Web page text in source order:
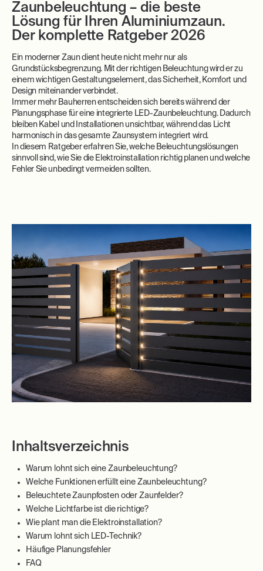
Zaunbeleuchtung – die beste
Lösung für Ihren Aluminiumzaun.
Der komplette Ratgeber 2026
Ein moderner Zaun dient heute nicht mehr nur als
Grundstücksbegrenzung. Mit der richtigen Beleuchtung wird er zu
einem wichtigen Gestaltungselement, das Sicherheit, Komfort und
Design miteinander verbindet.
Immer mehr Bauherren entscheiden sich bereits während der
Planungsphase für eine integrierte LED-Zaunbeleuchtung. Dadurch
bleiben Kabel und Installationen unsichtbar, während das Licht
harmonisch in das gesamte Zaunsystem integriert wird.
In diesem Ratgeber erfahren Sie, welche Beleuchtungslösungen
sinnvoll sind, wie Sie die Elektroinstallation richtig planen und welche
Fehler Sie unbedingt vermeiden sollten.
Inhaltsverzeichnis
Warum lohnt sich eine Zaunbeleuchtung?
Welche Funktionen erfüllt eine Zaunbeleuchtung?
Beleuchtete Zaunpfosten oder Zaunfelder?
Welche Lichtfarbe ist die richtige?
Wie plant man die Elektroinstallation?
Warum lohnt sich LED-Technik?
Häufige Planungsfehler
FAQ